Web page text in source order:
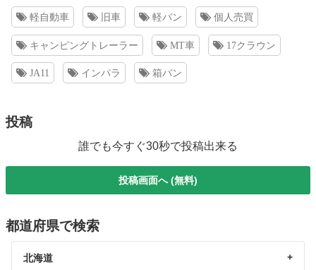
軽自動車 旧車 軽バン 個人売買
キャンピングトレーラー MT車 17クラウン
JA11 インパラ 箱バン
投稿
誰でも今すぐ30秒で投稿出来る
投稿画面へ (無料)
都道府県で検索
北海道